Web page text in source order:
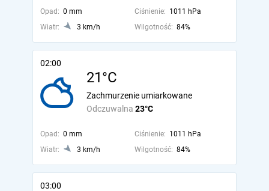
Opad: 0 mm Ciśnienie: 1011 hPa
Wiatr:
3 km/h Wilgotność: 84%
02:00
21°C
Odczuwalna 23°C
Zachmurzenie umiarkowane
Opad: 0 mm Ciśnienie: 1011 hPa
Wiatr:
3 km/h Wilgotność: 84%
03:00